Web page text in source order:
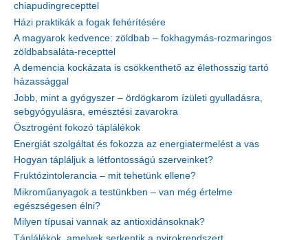
chiapudingrecepttel
Házi praktikák a fogak fehérítésére
A magyarok kedvence: zöldbab – fokhagymás-rozmaringos
zöldbabsaláta-recepttel
A demencia kockázata is csökkenthető az élethosszig tartó
házassággal
Jobb, mint a gyógyszer – ördögkarom ízületi gyulladásra,
sebgyógyulásra, emésztési zavarokra
Ösztrogént fokozó táplálékok
Energiát szolgáltat és fokozza az energiatermelést a vas
Hogyan tápláljuk a létfontosságú szerveinket?
Fruktózintolerancia – mit tehetünk ellene?
Mikroműanyagok a testünkben – van még értelme
egészségesen élni?
Milyen típusai vannak az antioxidánsoknak?